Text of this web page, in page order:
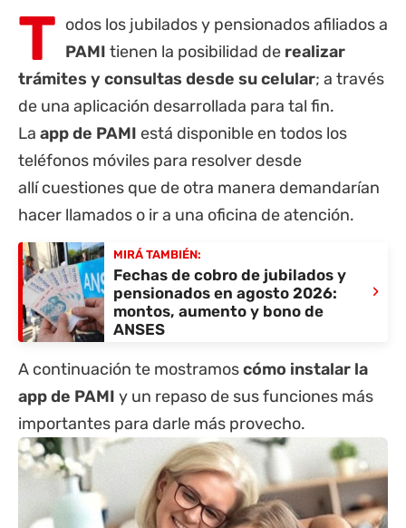
T odos los jubiladosy pensionados afiliados a
PAMI tienen la posibilidad de realizar
trámites y consultas desde su celular; a través
de una aplicación desarrollada para tal fin.
La app de PAMI está disponible en todos los
teléfonos móviles para resolver desde
allí cuestiones que de otra manera demandarían
hacer llamados o ir a una oficina de atención.
MIRÁ TAMBIÉN:
Fechas de cobro de jubilados y
pensionados en agosto 2026:
montos, aumento y bono de
ANSES
›
A continuación te mostramoscómo instalar la
app de PAMI y un repaso de sus funciones más
importantes para darle más provecho.